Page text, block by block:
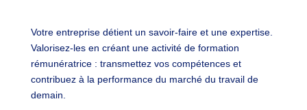
Votre entreprise détient un savoir-faire et une expertise.
Valorisez-les en créant une activité de formation
rémunératrice : transmettez vos compétences et
contribuez à la performance du marché du travail de
demain.